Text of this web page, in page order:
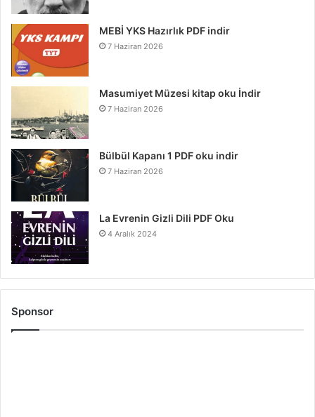
MEBİ YKS Hazırlık PDF indir
7 Haziran 2026
Masumiyet Müzesi kitap oku İndir
7 Haziran 2026
Bülbül Kapanı 1 PDF oku indir
7 Haziran 2026
La Evrenin Gizli Dili PDF Oku
4 Aralık 2024
Sponsor